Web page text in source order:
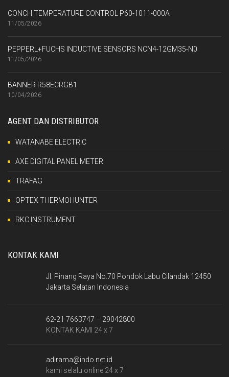
CONCH TEMPERATURE CONTROL P60-1011-000A
11/05/2026
PEPPERL+FUCHS INDUCTIVE SENSORS NCN4-12GM35-N0
11/05/2026
BANNER R58ECRGB1
10/04/2026
AGENT DAN DISTRIBUTOR
WATANABE ELECTRIC
AXE DIGITAL PANEL METER
TRAFAG
OPTEX THERMOHUNTER
RKC INSTRUMENT
KONTAK KAMI
Jl. Pinang Raya No.70 Pondok Labu Cilandak 12450
Jakarta Selatan Indonesia
62-21 7663747 – 29042800
KONTAK KAMI 24 x 7
adirama@indo.net.id
kami selalu online 24 x 7